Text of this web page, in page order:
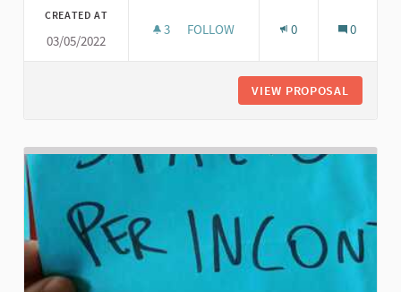
CREATED AT
03/05/2022
3 3 FOLLOWERS
FOLLOW 0 0
VIEW PROPOSAL